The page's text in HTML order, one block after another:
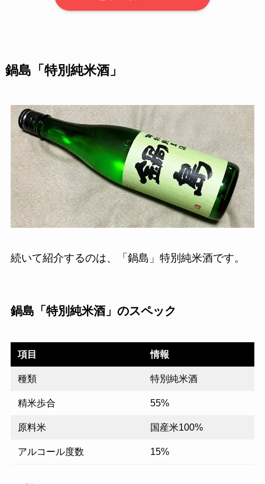
鍋島「特別純米酒」
続いて紹介するのは、「鍋島」特別純米酒です。
鍋島「特別純米酒」のスペック
項目 情報
種類 特別純米酒
精米歩合 55%
原料米 国産米100%
アルコール度数 15%